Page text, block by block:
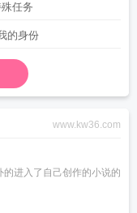
任务
的身份
www.kw36.com
进入了自己创作的小说的